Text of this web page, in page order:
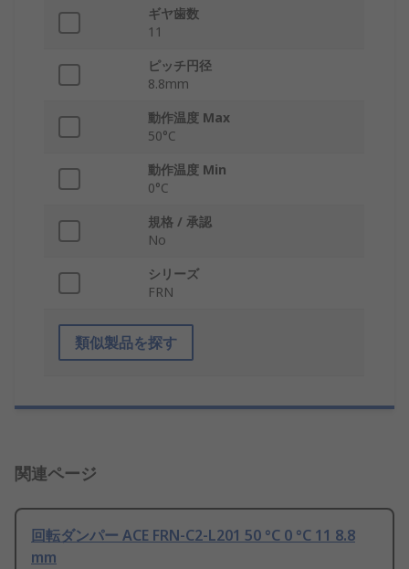
ギヤ歯数
11
ピッチ円径
8.8mm
動作温度 Max
50°C
動作温度 Min
0°C
規格 / 承認
No
シリーズ
FRN
類似製品を探す
関連ページ
回転ダンパー ACE FRN-C2-L201 50 °C 0 °C 11 8.8
mm